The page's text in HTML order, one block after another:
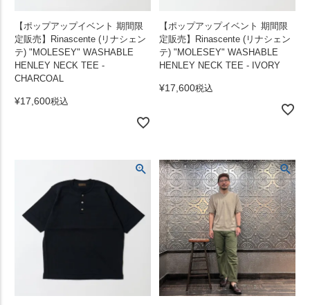
【ポップアップイベント 期間限
定販売】Rinascente (リナシェン
テ) "MOLESEY" WASHABLE
HENLEY NECK TEE -
CHARCOAL
¥17,600税込
【ポップアップイベント 期間限
定販売】Rinascente (リナシェン
テ) "MOLESEY" WASHABLE
HENLEY NECK TEE - IVORY
¥17,600税込